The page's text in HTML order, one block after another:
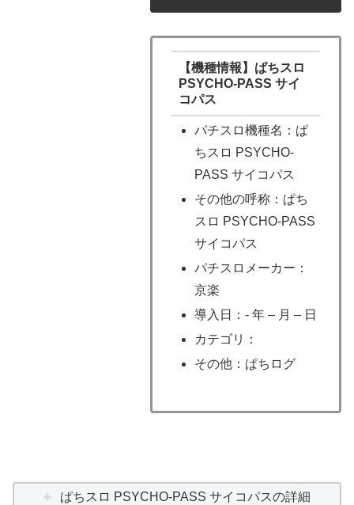
【機種情報】ぱちスロ
PSYCHO-PASS サイ
コパス
パチスロ機種名：ぱ
ちスロ PSYCHO-
PASS サイコパス
その他の呼称：ぱち
スロ PSYCHO-PASS
サイコパス
パチスロメーカー：
京楽
導入日：- 年 – 月 – 日
カテゴリ：
その他：ぱちログ
ぱちスロ PSYCHO-PASS サイコパスの詳細